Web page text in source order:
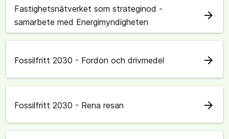
Fastighetsnätverket som strateginod -
samarbete med Energimyndigheten
arrow_forward
Fossilfritt 2030 - Fordon och drivmedel arrow_forward
Fossilfritt 2030 - Rena resan arrow_forward